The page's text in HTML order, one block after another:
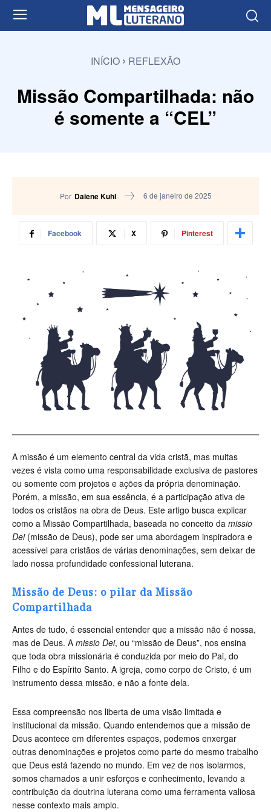
INÍCIO REFLEXÃO
Missão Compartilhada: não
é somente a “CEL”
Por Daiene Kuhl 6 de janeiro de 2025
Facebook X Pinterest
A missão é um elemento central da vida cristã, mas muitas
vezes é vista como uma responsabilidade exclusiva de pastores
ou somente com projetos e ações da própria denominação.
Porém, a missão, em sua essência, é a participação ativa de
todos os cristãos na obra de Deus. Este artigo busca explicar
como a Missão Compartilhada, baseada no conceito da missio
Dei(missão de Deus), pode ser uma abordagem inspiradora e
acessível para cristãos de várias denominações, sem deixar de
lado nossa profundidade confessional luterana.
Missão de Deus: o pilar da Missão
Compartilhada
Antes de tudo, é essencial entender que a missão não é nossa,
mas de Deus. A missio Dei, ou “missão de Deus”, nos ensina
que toda obra missionária é conduzida por meio do Pai, do
Filho e do Espírito Santo. A igreja, como corpo de Cristo, é um
instrumento dessa missão, e não a fonte dela.
Essa compreensão nos liberta de uma visão limitada e
institucional da missão. Quando entendemos que a missão de
Deus acontece em diferentes espaços, podemos enxergar
outras denominações e projetos como parte do mesmo trabalho
que Deus está fazendo no mundo. Em vez de nos isolarmos,
somos chamados a unir esforços e conhecimento, levando a
contribuição da doutrina luterana como uma ferramenta valiosa
nesse contexto mais amplo.